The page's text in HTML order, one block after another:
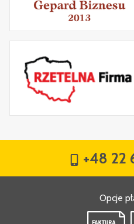
+48 22
Opcje